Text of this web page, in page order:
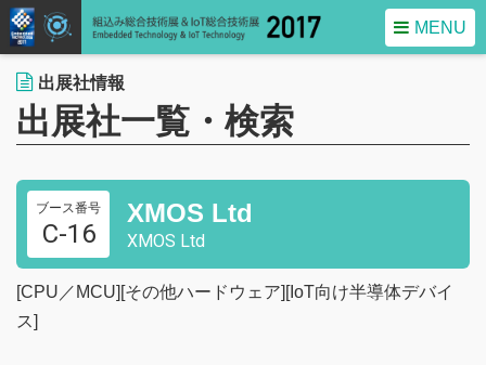
MENU
出展社情報
出展社一覧・検索
XMOS Ltd
XMOS Ltd
ブース番号
C-16
[CPU／MCU][その他ハードウェア][IoT向け半導体デバイ
ス]